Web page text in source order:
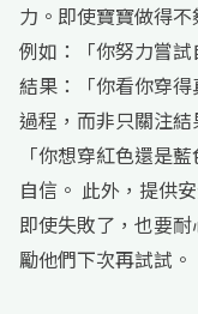
力。即使寶寶做得
例如：「你努力嘗
結果：「你看你穿
過程，而非只關注
「你想穿紅色還是
自信。 此外，提供
即使失敗了，也要
勵他們下次再試試。